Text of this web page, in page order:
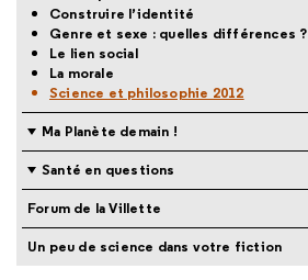
Construire l’identité
Genre et sexe : quelles différences ?
Le lien social
La morale
Science et philosophie 2012
Ma Planète demain !
Santé en questions
Forum de la Villette
Un peu de science dans votre fiction